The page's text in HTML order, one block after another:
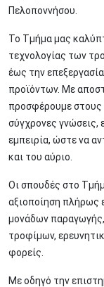
Πελοποννήσου.
Το Τμήμα μας
τεχνολογίας των
έως την
προϊόντων. Με
προσφέρουμε στους
σύγχρονες γνώσεις,
εμπειρία, ώστε να
και του αύριο.
Οι σπουδές στο
αξιοποίηση πλήρως
μονάδων παραγωγής,
τροφίμων,
φορείς.
Με οδηγό την